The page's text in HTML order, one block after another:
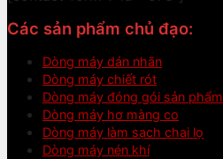
Các sản phẩm chủ đạo:
Dòng máy dán nhãn
Dòng máy chiết rót
Dòng máy đóng gói sản phẩm
Dòng máy hơ màng co
Dòng máy làm sạch chai lọ
Dòng máy nén khí